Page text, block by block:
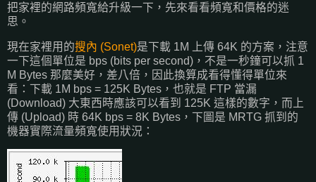
把家裡的網路頻寬給升級一下，先來看看頻寬和價格的迷
思。
現在家裡用的搜內 (Sonet)是下載 1M 上傳 64K 的方案，注意
一下這個單位是 bps (bits per second)，不是一秒鐘可以抓 1
M Bytes 那麼美好，差八倍，因此換算成看得懂得單位來
看：下載 1M bps = 125K Bytes，也就是 FTP 當漏
(Download) 大東西時應該可以看到 125K 這樣的數字，而上
傳 (Upload) 時 64K bps = 8K Bytes，下圖是 MRTG 抓到的
機器實際流量頻寬使用狀況：